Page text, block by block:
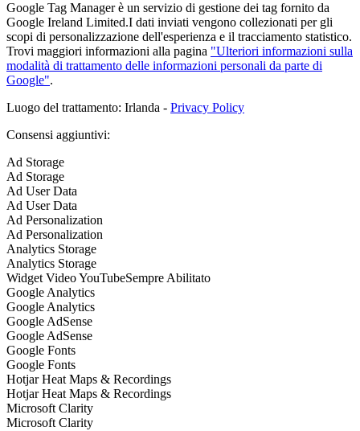
Google Tag Manager è un servizio di gestione dei tag fornito da
Google Ireland Limited.I dati inviati vengono collezionati per gli
scopi di personalizzazione dell'esperienza e il tracciamento statistico.
Trovi maggiori informazioni alla pagina "Ulteriori informazioni sulla
modalità di trattamento delle informazioni personali da parte di
Google".
Luogo del trattamento: Irlanda - Privacy Policy
Consensi aggiuntivi:
Ad Storage
Ad Storage
Ad User Data
Ad User Data
Ad Personalization
Ad Personalization
Analytics Storage
Analytics Storage
Widget Video YouTubeSempre Abilitato
Google Analytics
Google Analytics
Google AdSense
Google AdSense
Google Fonts
Google Fonts
Hotjar Heat Maps & Recordings
Hotjar Heat Maps & Recordings
Microsoft Clarity
Microsoft Clarity